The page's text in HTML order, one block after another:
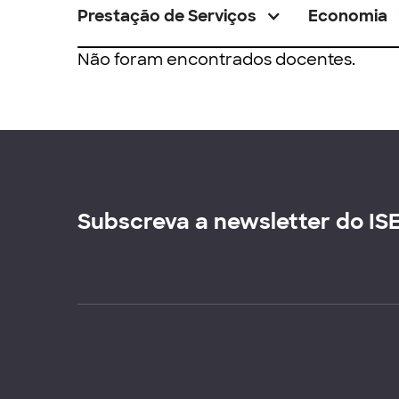
Prestação de Serviços Economia
Não foram encontrados docentes.
Subscreva a newsletter do